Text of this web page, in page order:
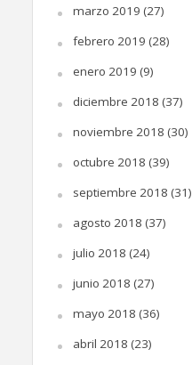
marzo 2019 (27)
febrero 2019 (28)
enero 2019 (9)
diciembre 2018 (37)
noviembre 2018 (30)
octubre 2018 (39)
septiembre 2018 (31)
agosto 2018 (37)
julio 2018 (24)
junio 2018 (27)
mayo 2018 (36)
abril 2018 (23)